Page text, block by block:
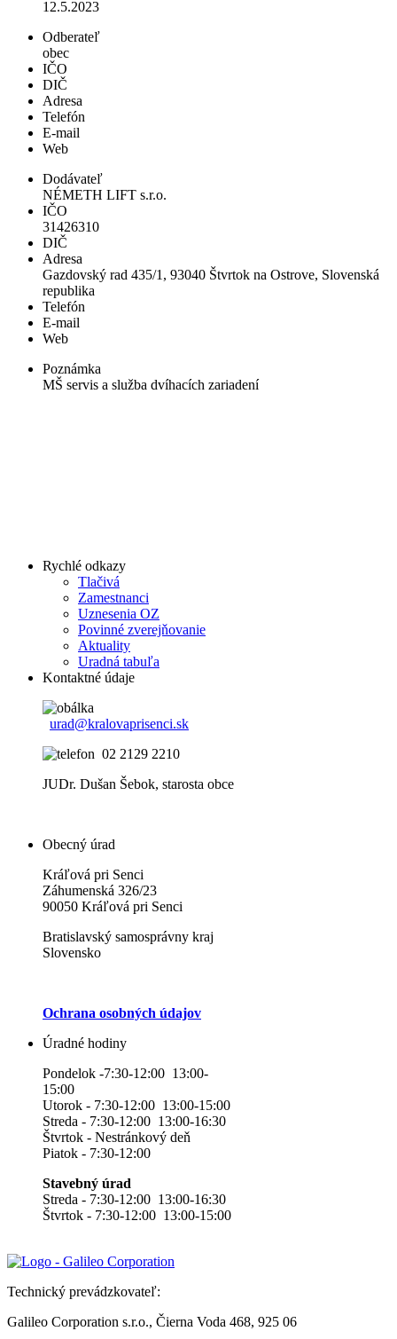
12.5.2023
Odberateľ
obec
IČO
DIČ
Adresa
Telefón
E-mail
Web
Dodávateľ
NÉMETH LIFT s.r.o.
IČO
31426310
DIČ
Adresa
Gazdovský rad 435/1, 93040 Štvrtok na Ostrove, Slovenská
republika
Telefón
E-mail
Web
Poznámka
MŠ servis a služba dvíhacích zariadení
Rychlé odkazy
Tlačivá
Zamestnanci
Uznesenia OZ
Povinné zverejňovanie
Aktuality
Uradná tabuľa
Kontaktné údaje
urad@kralovaprisenci.sk
02 2129 2210
JUDr. Dušan Šebok, starosta obce
Obecný úrad
Kráľová pri Senci
Záhumenská 326/23
90050 Kráľová pri Senci
Bratislavský samosprávny kraj
Slovensko
Ochrana osobných údajov
Úradné hodiny
Pondelok -7:30-12:00 13:00-
15:00
Utorok - 7:30-12:00 13:00-15:00
Streda - 7:30-12:00 13:00-16:30
Štvrtok - Nestránkový deň
Piatok - 7:30-12:00
Stavebný úrad
Streda - 7:30-12:00 13:00-16:30
Štvrtok - 7:30-12:00 13:00-15:00
Technický prevádzkovateľ:
Galileo Corporation s.r.o., Čierna Voda 468, 925 06